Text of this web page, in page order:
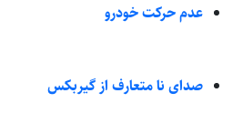
عدم حرکت خودرو
صدای نا متعارف از گیربکس